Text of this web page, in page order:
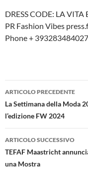
DRESS CODE: LA VITA
PR Fashion Vibes
Phone + 393283484027
Navigazione
articolo
ARTICOLO PRECEDENTE
La Settimana della Moda
l’edizione FW 2024
ARTICOLO SUCCESSIVO
TEFAF Maastricht
una Mostra